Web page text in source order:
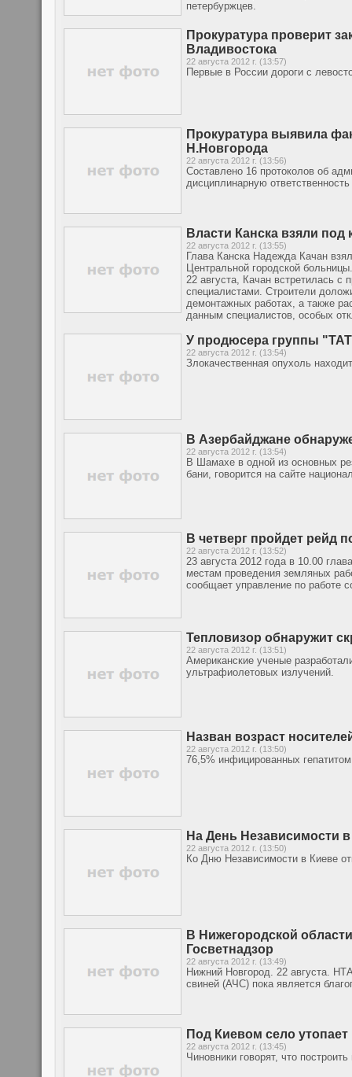
петербуржцев.
Прокуратура проверит
Владивостока
22 августа 2012 г. (13:57)
Первые в России дороги с
Прокуратура выявила
Н.Новгорода
22 августа 2012 г. (13:56)
Составлено 16 протоколов об
дисциплинарную ответственность
Власти Канска взяли
22 августа 2012 г. (13:55)
Глава Канска Надежда Качан
Центральной городской
22 августа, Качан встретилась с
специалистами. Строители
демонтажных работах, а также
данным специалистов, особых
У продюсера группы
22 августа 2012 г. (13:54)
Злокачественная опухоль
В Азербайджане
22 августа 2012 г. (13:54)
В Шамахе в одной из основных
бани, говорится на сайте
В четверг пройдет рейд
22 августа 2012 г. (13:52)
23 августа 2012 года в 10.00
местам проведения земляных
сообщает управление по работе
Тепловизор обнаружит
22 августа 2012 г. (13:51)
Американские ученые
ультрафиолетовых излучений.
Назван возраст
22 августа 2012 г. (13:50)
76,5% инфицированных
На День Независимости
22 августа 2012 г. (13:50)
Ко Дню Независимости в Киеве
В Нижегородской
Госветнадзор
22 августа 2012 г. (13:49)
Нижний Новгород. 22 августа.
свиней (АЧС) пока является
Под Киевом село
22 августа 2012 г. (13:45)
Чиновники говорят, что